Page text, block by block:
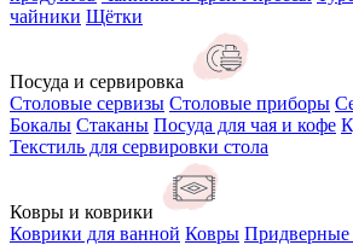
чайники Щётки
Посуда и сервировка
Столовые сервизы Столовые приборы
Бокалы Стаканы Посуда для чая и кофе
Текстиль для сервировки стола
Ковры и коврики
Коврики для ванной Ковры Придверные